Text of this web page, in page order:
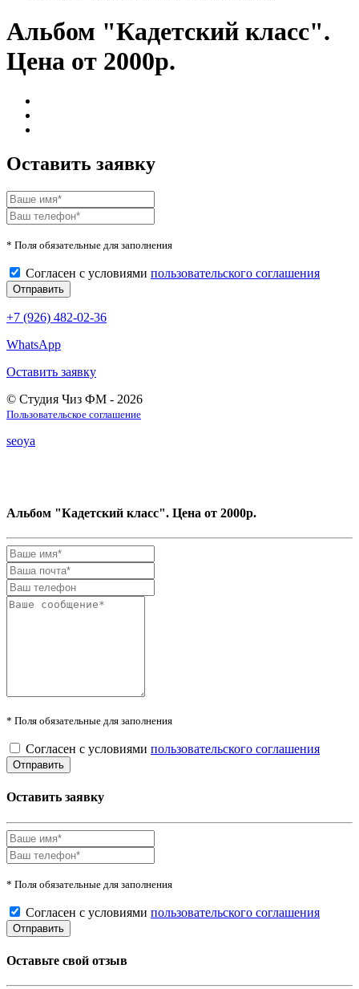
Альбом "Кадетский класс".
Цена от 2000р.
Оставить заявку
* Поля обязательные для заполнения
Согласен с условиями пользовательского соглашения
+7 (926) 482-02-36
WhatsApp
Оставить заявку
© Студия Чиз ФМ - 2026
Пользовательское соглашение
seoya
Альбом "Кадетский класс". Цена от 2000р.
* Поля обязательные для заполнения
Согласен с условиями пользовательского соглашения
Оставить заявку
* Поля обязательные для заполнения
Согласен с условиями пользовательского соглашения
Оставьте свой отзыв